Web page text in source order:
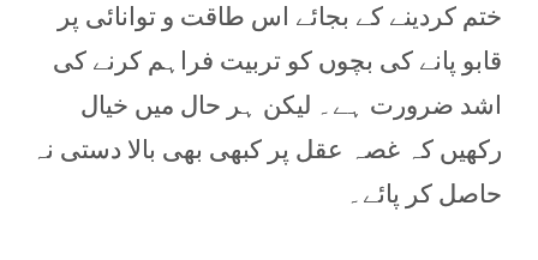
ختم کردینے کے بجائے اس طاقت و توانائی پر
قابو پانے کی بچوں کو تربیت فراہم کرنے کی
اشد ضرورت ہے۔ لیکن ہر حال میں خیال
رکھیں کہ غصہ عقل پر کبھی بھی بالا دستی نہ
حاصل کر پائے۔